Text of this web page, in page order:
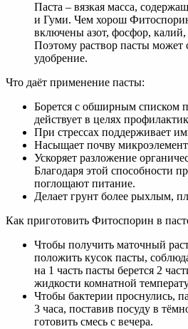
Паста – вязкая масса,
и Гуми. Чем хорош
включены азот, фосфор,
Поэтому раствор пасты может
удобрение.
Что даёт применение пасты:
Борется с обширным списком
действует в целях
При стрессах поддерживает
Насыщает почву
Ускоряет разложение
Благодаря этой способности
поглощают питание.
Делает грунт более рыхлым,
Как приготовить Фитоспорин в
Чтобы получить маточный
положить кусок пасты,
на 1 часть пасты берется 2
жидкости комнатной
Чтобы бактерии проснулись,
3 часа, поставив посуду в
готовить смесь с вечера.